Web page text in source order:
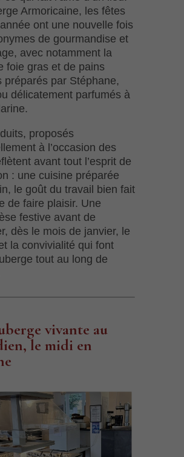
Armoricaine, les fêtes
ont une nouvelle fois
de gourmandise et
avec notamment la
foie gras et de pains
préparés par Stéphane,
délicatement parfumés à
proposés
à l’occasion des
avant tout l’esprit de
: une cuisine préparée
le goût du travail bien fait
de faire plaisir. Une
festive avant de
dès le mois de janvier, le
la convivialité qui font
tout au long de
vivante au
le midi en